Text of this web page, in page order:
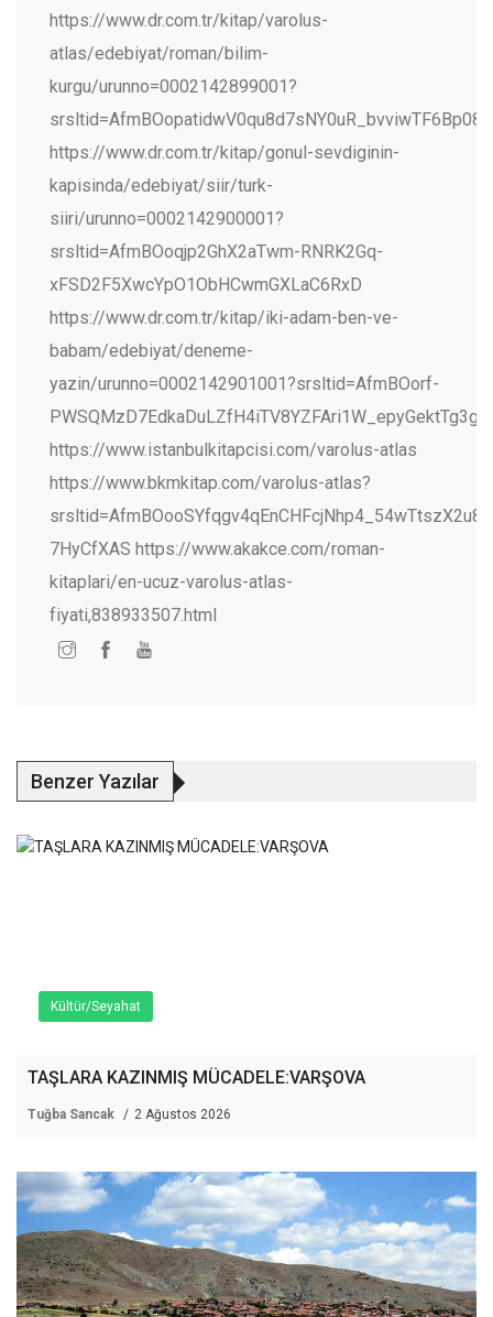
https://www.dr.com.tr/kitap/varolus-
atlas/edebiyat/roman/bilim-
kurgu/urunno=0002142899001?
https://www.dr.com.tr/kitap/gonul-sevdiginin-
kapisinda/edebiyat/siir/turk-
siiri/urunno=0002142900001?
srsltid=AfmBOoqjp2GhX2aTwm-RNRK2Gq-
xFSD2F5XwcYpO1ObHCwmGXLaC6RxD
https://www.dr.com.tr/kitap/iki-adam-ben-ve-
babam/edebiyat/deneme-
yazin/urunno=0002142901001?srsltid=AfmBOorf-
https://www.istanbulkitapcisi.com/varolus-atlas
https://www.bkmkitap.com/varolus-atlas?
7HyCfXAS https://www.akakce.com/roman-
kitaplari/en-ucuz-varolus-atlas-
fiyati,838933507.html
Benzer Yazılar
Kültür/Seyahat
TAŞLARA KAZINMIŞ MÜCADELE:VARŞOVA
Tuğba Sancak 2 Ağustos 2026